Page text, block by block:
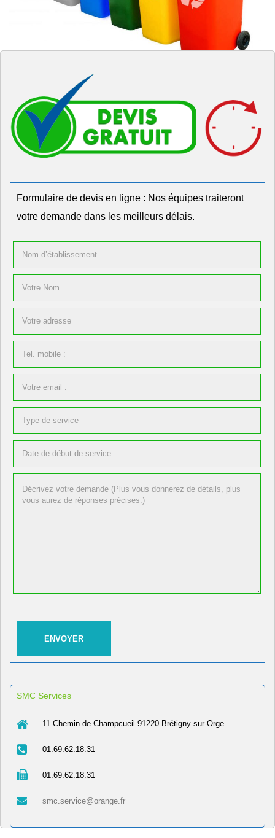
Formulaire de devis en ligne : Nos équipes traiteront
votre demande dans les meilleurs délais.
SMC Services
11 Chemin de Champcueil 91220 Brétigny-sur-Orge
01.69.62.18.31
01.69.62.18.31
smc.service@orange.fr